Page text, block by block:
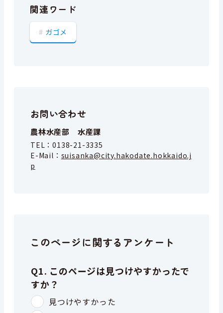
関連ワード
ガゴメ
お問い合わせ
農林水産部 水産課
TEL：0138-21-3335
E-Mail： suisanka@city.hakodate.hokkaido.j
p
このページに関するアンケート